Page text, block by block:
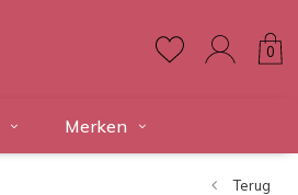
0
Merken
Terug